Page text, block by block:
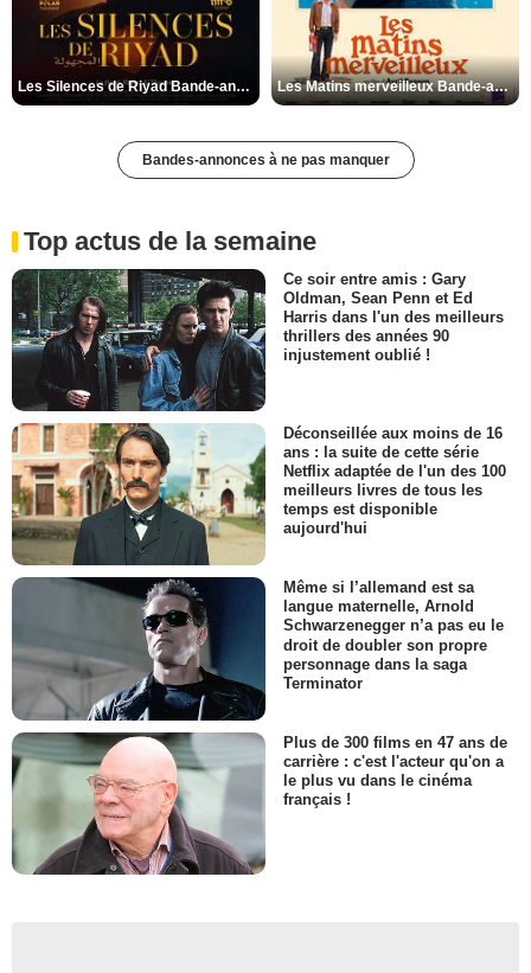
Les Silences de Riyad Bande-annonce VO STFR Les Matins merveilleux Bande-annonce VF
Bandes-annonces à ne pas manquer
Top actus de la semaine
Ce soir entre amis : Gary
Oldman, Sean Penn et Ed
Harris dans l'un des meilleurs
thrillers des années 90
injustement oublié !
Déconseillée aux moins de 16
ans : la suite de cette série
Netflix adaptée de l'un des 100
meilleurs livres de tous les
temps est disponible
aujourd'hui
Même si l’allemand est sa
langue maternelle, Arnold
Schwarzenegger n’a pas eu le
droit de doubler son propre
personnage dans la saga
Terminator
Plus de 300 films en 47 ans de
carrière : c'est l'acteur qu'on a
le plus vu dans le cinéma
français !